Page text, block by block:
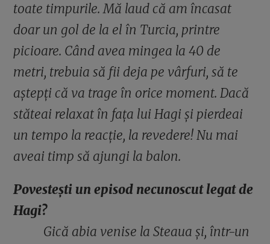
toate timpurile. Mă laud că am încasat
doar un gol de la el în Turcia, printre
picioare. Când avea mingea la 40 de
metri, trebuia să fii deja pe vârfuri, să te
aștepți că va trage în orice moment. Dacă
stăteai relaxat în fața lui Hagi și pierdeai
un tempo la reacție, la revedere! Nu mai
aveai timp să ajungi la balon.
Povestești un episod necunoscut legat de
Hagi?
Gică abia venise la Steaua și, într-un